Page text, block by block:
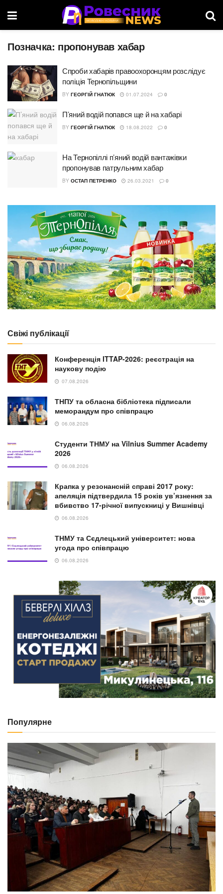
Позначка: пропонував хабар
Спроби хабарів правоохоронцям розслідує
поліція Тернопільщини
BY ГЕОРГІЙ ГНАТЮК 01.07.2024 0
П’яний водій попався ще й на хабарі
BY ГЕОРГІЙ ГНАТЮК 18.08.2022 0
На Тернопіллі п’яний водій вантажівки
пропонував патрульним хабар
BY ОСТАП ПЕТРЕНКО 26.03.2021 0
Свіжі публікації
Конференція ITTAP-2026: реєстрація на
наукову подію
07.08.2026
ТНПУ та обласна бібліотека підписали
меморандум про співпрацю
06.08.2026
Студенти ТНМУ на Vilnius Summer Academy
2026
06.08.2026
Крапка у резонансній справі 2017 року:
апеляція підтвердила 15 років ув’язнення за
вбивство 17-річної випускниці у Вишнівці
06.08.2026
ТНМУ та Сєдлецький університет: нова
угода про співпрацю
06.08.2026
Популярне